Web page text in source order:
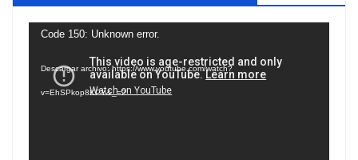
Reproductor
vídeo
Code 150: Unknown error.
Descargar archivo: https://www.youtube.com/watch?
v=EhSPkop8KPY&_=2